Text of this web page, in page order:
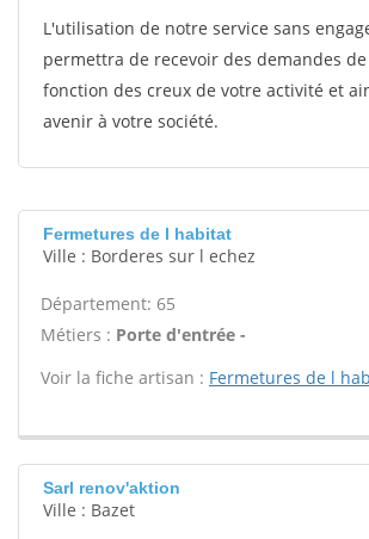
L'utilisation de notre service sans
permettra de recevoir des demandes
fonction des creux de votre activité et
avenir à votre société.
Fermetures de l habitat
Ville : Borderes sur l echez
Département: 65
Métiers : Porte d'entrée -
Voir la fiche artisan : Fermetures de l
Sarl renov'aktion
Ville : Bazet